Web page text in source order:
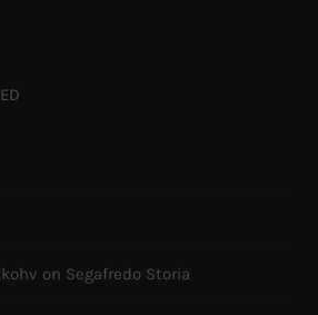
on Segafredo Storia